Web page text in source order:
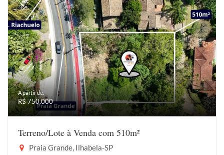
A partir de:
R$ 750.000
Terreno/Lote à Venda com 510m²
Praia Grande, Ilhabela-SP